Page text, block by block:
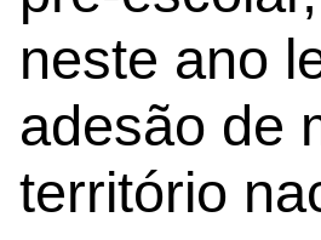
neste ano
adesão de
território